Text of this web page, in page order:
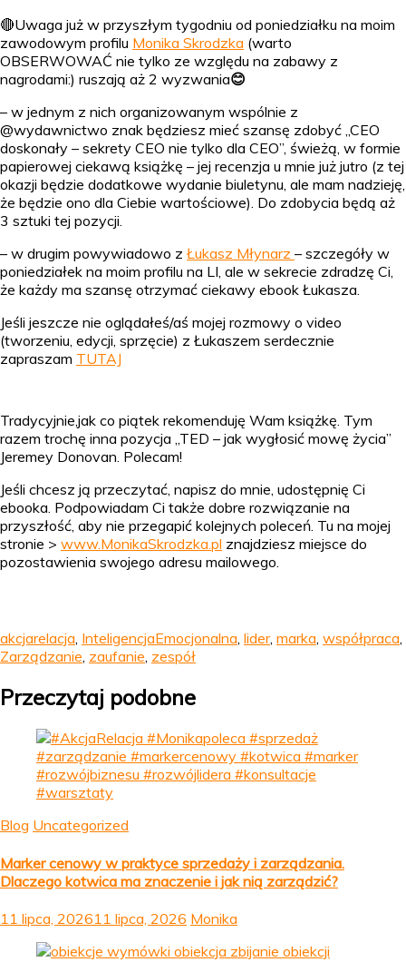
🔴Uwaga już w przyszłym tygodniu od poniedziałku na moim
zawodowym profilu Monika Skrodzka (warto
OBSERWOWAĆ nie tylko ze względu na zabawy z
nagrodami:) ruszają aż 2 wyzwania😊
– w jednym z nich organizowanym wspólnie z
@wydawnictwo znak będziesz mieć szansę zdobyć „CEO
doskonały – sekrety CEO nie tylko dla CEO”, świeżą, w formie
papierowej ciekawą książkę – jej recenzja u mnie już jutro (z tej
okazji będzie dodatkowe wydanie biuletynu, ale mam nadzieję,
że będzie ono dla Ciebie wartościowe). Do zdobycia będą aż
3 sztuki tej pozycji.
– w drugim powywiadowo z Łukasz Młynarz – szczegóły w
poniedziałek na moim profilu na LI, ale w sekrecie zdradzę Ci,
że każdy ma szansę otrzymać ciekawy ebook Łukasza.
Jeśli jeszcze nie oglądałeś/aś mojej rozmowy o video
(tworzeniu, edycji, sprzęcie) z Łukaszem serdecznie
zapraszam TUTAJ
Tradycyjnie,jak co piątek rekomenduję Wam książkę. Tym
razem trochę inna pozycja „TED – jak wygłosić mowę życia”
Jeremey Donovan. Polecam!
Jeśli chcesz ją przeczytać, napisz do mnie, udostępnię Ci
ebooka. Podpowiadam Ci także dobre rozwiązanie na
przyszłość, aby nie przegapić kolejnych poleceń. Tu na mojej
stronie > www.MonikaSkrodzka.pl znajdziesz miejsce do
pozostawienia swojego adresu mailowego.
akcjarelacja, InteligencjaEmocjonalna, lider, marka, współpraca,
Zarządzanie, zaufanie, zespół
Przeczytaj podobne
Blog Uncategorized
Marker cenowy w praktyce sprzedaży i zarządzania.
Dlaczego kotwica ma znaczenie i jak nią zarządzić?
11 lipca, 202611 lipca, 2026 Monika